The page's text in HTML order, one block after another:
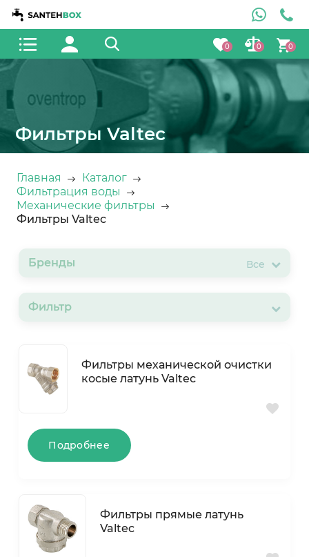
0 0 0
Фильтры Valtec
Главная
Каталог
Фильтрация воды
Механические фильтры
Фильтры Valtec
Бренды Все
Фильтр
Фильтры механической очистки
косые латунь Valtec
Подробнее
Фильтры прямые латунь
Valtec